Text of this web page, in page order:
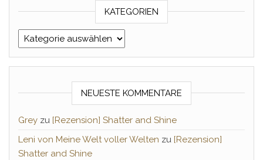
KATEGORIEN
Kategorien
NEUESTE KOMMENTARE
Grey zu [Rezension] Shatter and Shine
Leni von Meine Welt voller Welten zu [Rezension]
Shatter and Shine